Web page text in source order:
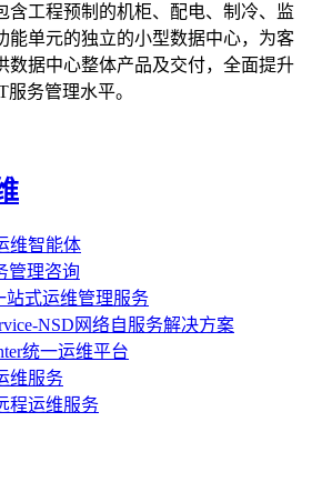
含工程预制的机柜、配电、制冷、监
能单元的独立的小型数据中心，为客
数据中心整体产品及交付，全面提升
服务管理水平。
维智能体
管理咨询
站式运维管理服务
NSD网络自服务解决方案
统一运维平台
维服务
程运维服务